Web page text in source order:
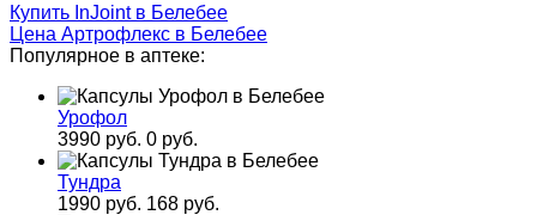
Купить InJoint в Белебее
Цена Артрофлекс в Белебее
Популярное в аптеке:
Урофол
3990 руб. 0 руб.
Тундра
1990 руб. 168 руб.